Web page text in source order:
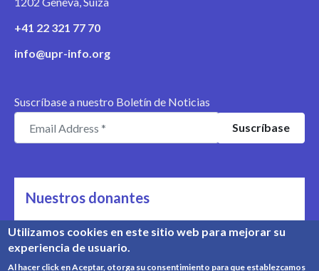
+41 22 321 77 70
info@upr-info.org
Suscríbase a nuestro Boletín de Noticias
Nuestros donantes
Nos apoyan
Conozca nuestros donantes
Utilizamos cookies en este sitio web para mejorar su
experiencia de usuario.
Al hacer click en Aceptar, otorga su consentimiento para que establezcamos